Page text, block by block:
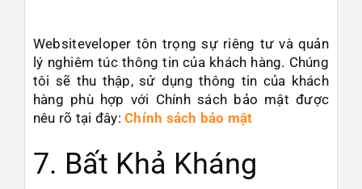
Websiteveloper tôn trọng sự riêng tư và quản
lý nghiêm túc thông tin của khách hàng. Chúng
tôi sẽ thu thập, sử dụng thông tin của khách
hàng phù hợp với Chính sách bảo mật được
nêu rõ tại đây:Chính sách bảo mật
7. Bất Khả Kháng